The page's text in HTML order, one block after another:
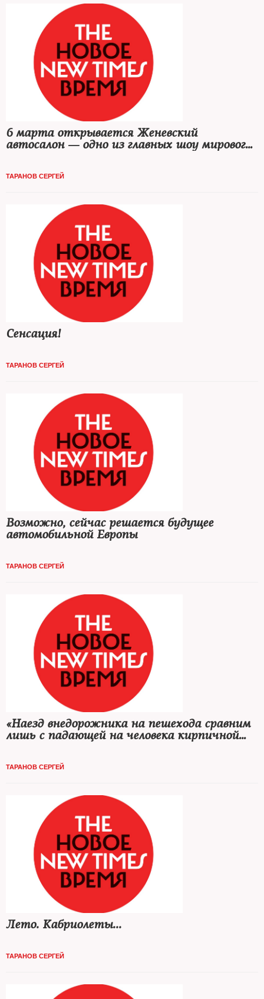
6 марта открывается Женевский
автосалон — одно из главных шоу мирового
ТАРАНОВ СЕРГЕЙ
Сенсация!
ТАРАНОВ СЕРГЕЙ
Возможно, сейчас решается будущее
автомобильной Европы
ТАРАНОВ СЕРГЕЙ
«Наезд внедорожника на пешехода сравним
лишь с падающей на человека кирпичной
ТАРАНОВ СЕРГЕЙ
Лето. Кабриолеты...
ТАРАНОВ СЕРГЕЙ